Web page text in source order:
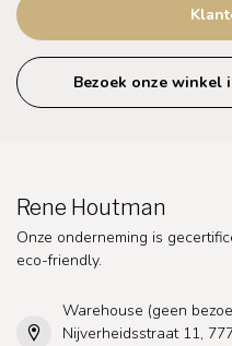
Bezoek onze winkel
Rene Houtman
Onze onderneming is
eco-friendly.
Warehouse (geen
Nijverheidsstraat 11,